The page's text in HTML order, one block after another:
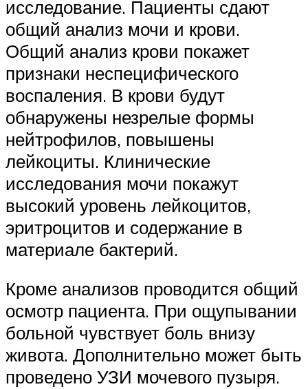
исследование. Пациенты сдают
общий анализ мочи и крови.
Общий анализ крови покажет
признаки неспецифического
воспаления. В крови будут
обнаружены незрелые формы
нейтрофилов, повышены
лейкоциты. Клинические
исследования мочи покажут
высокий уровень лейкоцитов,
эритроцитов и содержание в
материале бактерий.
Кроме анализов проводится общий
осмотр пациента. При ощупывании
больной чувствует боль внизу
живота. Дополнительно может быть
проведено УЗИ мочевого пузыря.